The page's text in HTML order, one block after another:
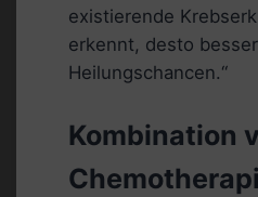
existierende
erkennt, desto
Heilungschancen.“
Kombination